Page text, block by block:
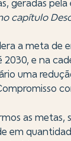
geradas pela
capítulo
a meta de
2030, e na
uma
as metas,
em